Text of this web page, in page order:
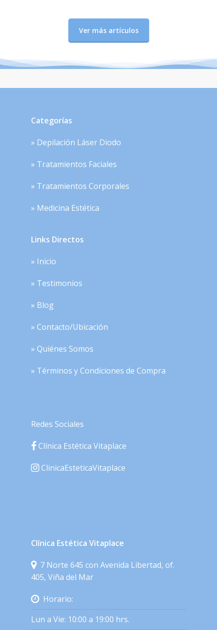
Ver más artículos
Categorías
» Depilación Láser Diodo
» Tratamientos Faciales
» Tratamientos Corporales
» Medicina Estética
Links Directos
» Inicio
» Testimonios
» Blog
» Contacto/Ubicación
» Quiénes Somos
» Términos y Condiciones de Compra
Redes Sociales
Clínica Estética Vitaplace
ClinicaEsteticaVitaplace
Clínica Estética Vitaplace
7 Norte 645 con Avenida Libertad, of.
405, Viña del Mar
Horario:
Lun a Vie: 10:00 a 19:00 hrs.